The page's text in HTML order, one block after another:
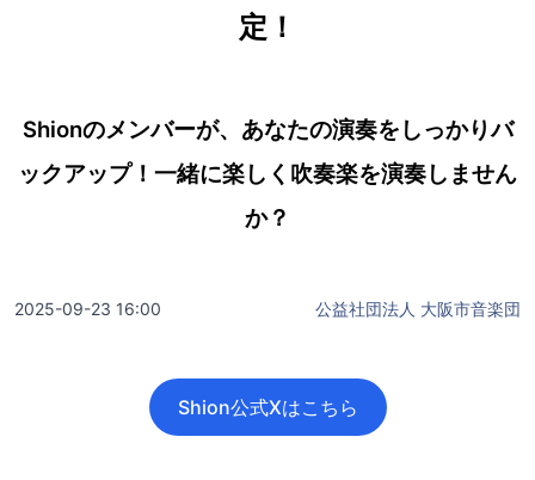
定！
Shionのメンバーが、あなたの演奏をしっかりバ
ックアップ！一緒に楽しく吹奏楽を演奏しません
か？
2025-09-23 16:00 公益社団法人 大阪市音楽団
Shion公式Xはこちら